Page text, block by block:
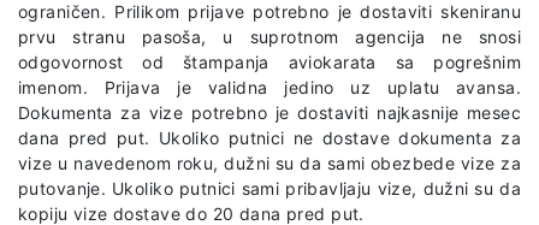
ograničen. Prilikom prijave potrebno je dostaviti skeniranu
prvu stranu pasoša, u suprotnom agencija ne snosi
odgovornost od štampanja aviokarata sa pogrešnim
imenom. Prijava je validna jedino uz uplatu avansa.
Dokumenta za vize potrebno je dostaviti najkasnije mesec
dana pred put. Ukoliko putnici ne dostave dokumenta za
vize u navedenom roku, dužni su da sami obezbede vize za
putovanje. Ukoliko putnici sami pribavljaju vize, dužni su da
kopiju vize dostave do 20 dana pred put.